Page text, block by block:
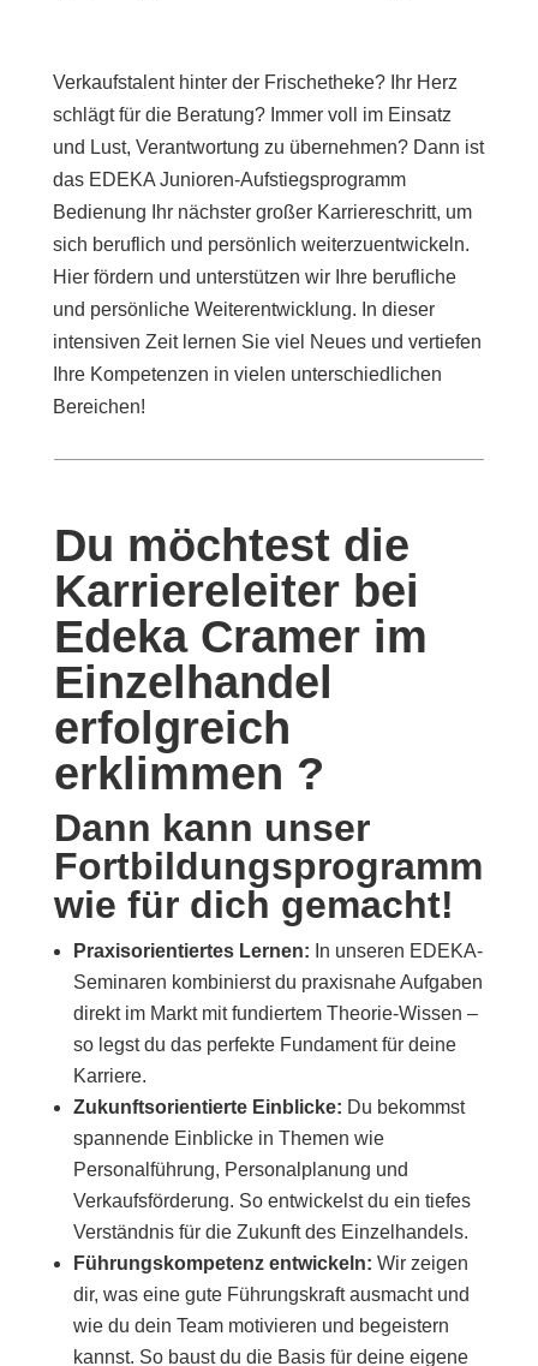
Verkaufstalent hinter der Frischetheke? Ihr Herz
schlägt für die Beratung? Immer voll im Einsatz
und Lust, Verantwortung zu übernehmen? Dann ist
das EDEKA Junioren-Aufstiegsprogramm
Bedienung Ihr nächster großer Karriereschritt, um
sich beruflich und persönlich weiterzuentwickeln.
Hier fördern und unterstützen wir Ihre berufliche
und persönliche Weiterentwicklung. In dieser
intensiven Zeit lernen Sie viel Neues und vertiefen
Ihre Kompetenzen in vielen unterschiedlichen
Bereichen!
Du möchtest die
Karriereleiter bei
Edeka Cramer im
Einzelhandel
erfolgreich
erklimmen ?
Dann kann unser
Fortbildungsprogramm
wie für dich gemacht!
Praxisorientiertes Lernen: In unseren EDEKA-
Seminaren kombinierst du praxisnahe Aufgaben
direkt im Markt mit fundiertem Theorie-Wissen –
so legst du das perfekte Fundament für deine
Karriere.
Zukunftsorientierte Einblicke: Du bekommst
spannende Einblicke in Themen wie
Personalführung, Personalplanung und
Verkaufsförderung. So entwickelst du ein tiefes
Verständnis für die Zukunft des Einzelhandels.
Führungskompetenz entwickeln: Wir zeigen
dir, was eine gute Führungskraft ausmacht und
wie du dein Team motivieren und begeistern
kannst. So baust du die Basis für deine eigene